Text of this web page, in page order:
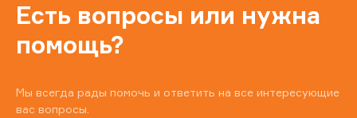
Есть вопросы или нужна
помощь?
Мы всегда рады помочь и ответить на все интересующие
вас вопросы.